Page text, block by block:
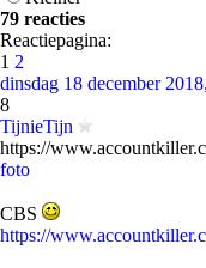
79 reacties
Reactiepagina:
1 2
dinsdag 18 december
8
TijnieTijn
https://
foto
CBS
https://